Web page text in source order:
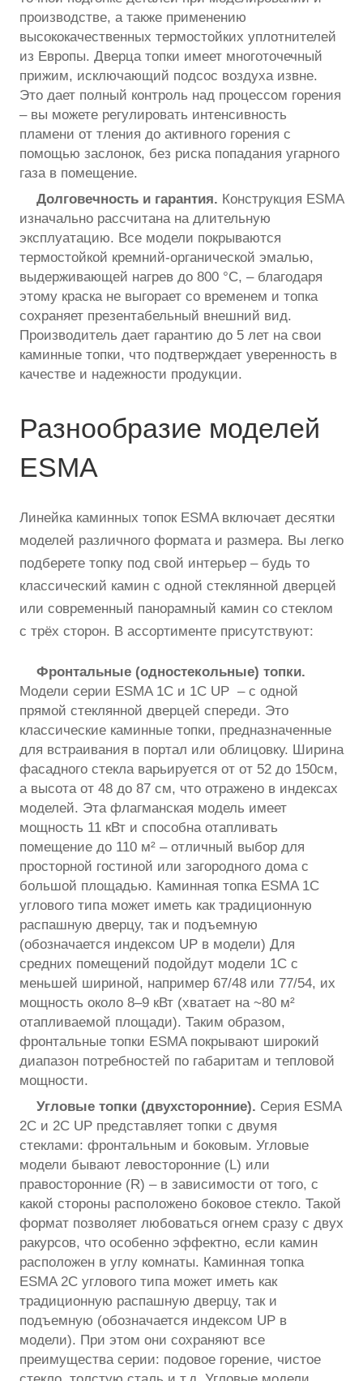
производстве, а также применению
высококачественных термостойких уплотнителей
из Европы. Дверца топки имеет многоточечный
прижим, исключающий подсос воздуха извне.
Это дает полный контроль над процессом горения
– вы можете регулировать интенсивность
пламени от тления до активного горения с
помощью заслонок, без риска попадания угарного
газа в помещение.
Долговечность и гарантия. Конструкция ESMA
изначально рассчитана на длительную
эксплуатацию. Все модели покрываются
термостойкой кремний-органической эмалью,
выдерживающей нагрев до 800 °С, – благодаря
этому краска не выгорает со временем и топка
сохраняет презентабельный внешний вид.
Производитель дает гарантию до 5 лет на свои
каминные топки, что подтверждает уверенность в
качестве и надежности продукции.
Разнообразие моделей
ESMA
Линейка каминных топок ESMA включает десятки
моделей различного формата и размера. Вы легко
подберете топку под свой интерьер – будь то
классический камин с одной стеклянной дверцей
или современный панорамный камин со стеклом
с трёх сторон. В ассортименте присутствуют:
Фронтальные (одностекольные) топки.
Модели серии ESMA 1C и 1С UP – с одной
прямой стеклянной дверцей спереди. Это
классические каминные топки, предназначенные
для встраивания в портал или облицовку. Ширина
фасадного стекла варьируется от от 52 до 150см,
а высота от 48 до 87 см, что отражено в индексах
моделей. Эта флагманская модель имеет
мощность 11 кВт и способна отапливать
помещение до 110 м² – отличный выбор для
просторной гостиной или загородного дома с
большой площадью. Каминная топка ESMA 1C
углового типа может иметь как традиционную
распашную дверцу, так и подъемную
(обозначается индексом UP в модели) Для
средних помещений подойдут модели 1C с
меньшей шириной, например 67/48 или 77/54, их
мощность около 8–9 кВт (хватает на ~80 м²
отапливаемой площади). Таким образом,
фронтальные топки ESMA покрывают широкий
диапазон потребностей по габаритам и тепловой
мощности.
Угловые топки (двухсторонние). Серия ESMA
2C и 2C UP представляет топки с двумя
стеклами: фронтальным и боковым. Угловые
модели бывают левосторонние (L) или
правосторонние (R) – в зависимости от того, с
какой стороны расположено боковое стекло. Такой
формат позволяет любоваться огнем сразу с двух
ракурсов, что особенно эффектно, если камин
расположен в углу комнаты. Каминная топка
ESMA 2C углового типа может иметь как
традиционную распашную дверцу, так и
подъемную (обозначается индексом UP в
модели). При этом они сохраняют все
преимущества серии: подовое горение, чистое